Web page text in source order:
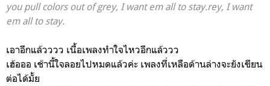
you pull colors out of grey, I want em all to stay.rey, I want
em all to stay.
เอาอีกแล้วววว เนื้อเพลงทำใจไหวอีกแล้ววว
เฮ้อออ เช้านี้ใจลอยไปหมดแล้วค่ะ เพลงที่เหลือด้านล่างจะยังเขียน
ต่อได้มั้ย